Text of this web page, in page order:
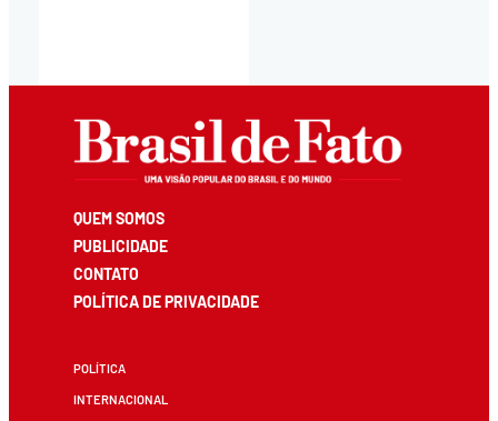
QUEM SOMOS
PUBLICIDADE
CONTATO
POLÍTICA DE PRIVACIDADE
POLÍTICA
INTERNACIONAL